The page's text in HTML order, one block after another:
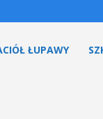
ŁUPAWY